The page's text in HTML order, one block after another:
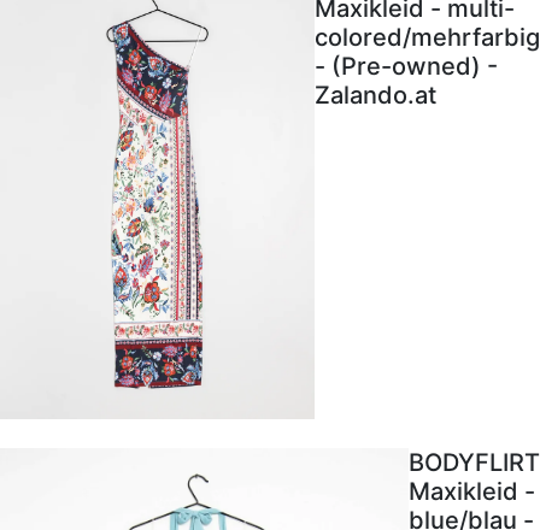
Maxikleid - multi-
colored/mehrfarbig
- (Pre-owned) -
Zalando.at
BODYFLIRT
Maxikleid -
blue/blau -